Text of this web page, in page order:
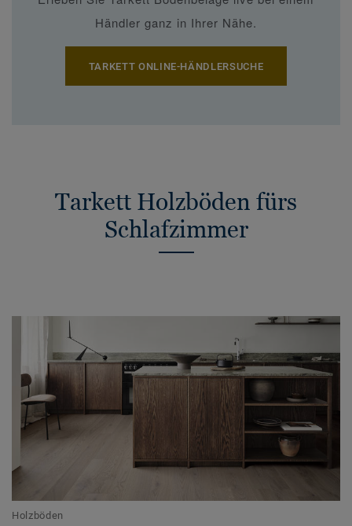
Händler ganz in Ihrer Nähe.
TARKETT ONLINE-HÄNDLERSUCHE
Tarkett Holzböden fürs
Schlafzimmer
Holzböden